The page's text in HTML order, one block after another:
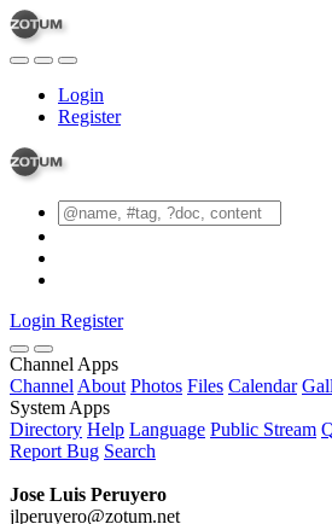
Login
Register
Login Register
Channel Apps
Channel About Photos Files Calendar
System Apps
Directory Help Language Public Stream
Report Bug Search
Jose Luis Peruyero
jlperuyero@zotum.net